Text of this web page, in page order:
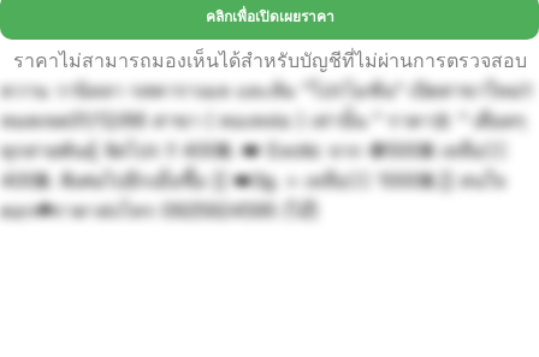
คลิกเพื่อเปิดเผยราคา
ราคาไม่สามารถมองเห็นได้สำหรับบัญชีที่ไม่ผ่านการตรวจสอบ
หวาน วานิลลา รสคาราเมล และส้ม ”โปรโมชั่น“ เปิดสาขาใหม่‼️
หมดเขต31/12/66 สาขา ( ทองหล่อ ) เท่านั้น ” ราคา🌼 “ เดือดๆ
ทุกสายพันธุ์ จัดโปร !! 400฿. 👑 Exotic จาก 🚫500฿ เหลือ👉🏻
400฿. พิเศษไปอีกเมื่อซื้อ [[ 👑3g. > เหลือ👉🏻 1000฿.]] สนใจ
ดอก☘️ราคาส่งโทร 0925924595 (ไอ๊)